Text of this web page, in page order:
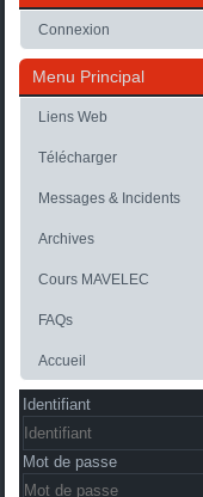
Connexion
Menu Principal
Liens Web
Télécharger
Messages & Incidents
Archives
Cours MAVELEC
FAQs
Accueil
Identifiant
Mot de passe